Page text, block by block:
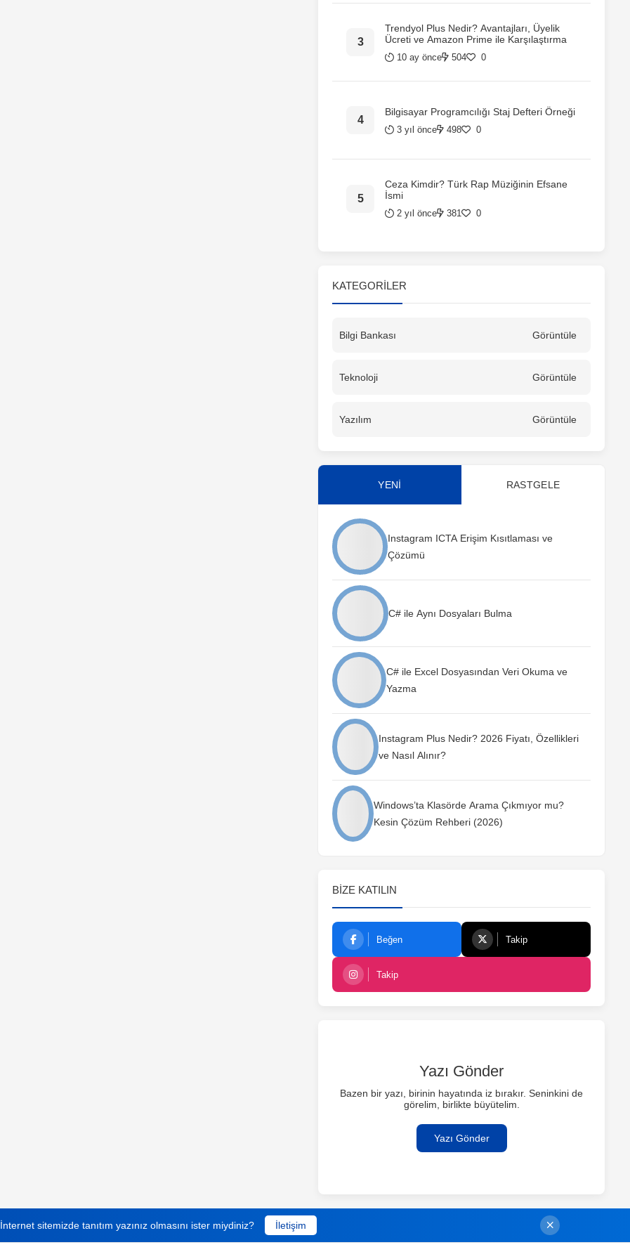
Trendyol Plus Nedir? Avantajları, Üyelik
Ücreti ve Amazon Prime ile Karşılaştırma
10 ay önce 504 0
Bilgisayar Programcılığı Staj Defteri Örneği
3 yıl önce 498 0
Ceza Kimdir? Türk Rap Müziğinin Efsane
İsmi
2 yıl önce 381 0
KATEGORILER
Bilgi Bankası Görüntüle
Teknoloji Görüntüle
Yazılım Görüntüle
YENİ RASTGELE
Instagram ICTA Erişim Kısıtlaması ve
Çözümü
C# ile Aynı Dosyaları Bulma
C# ile Excel Dosyasından Veri Okuma ve
Yazma
Instagram Plus Nedir? 2026 Fiyatı, Özellikleri
ve Nasıl Alınır?
Windows’ta Klasörde Arama Çıkmıyor mu?
Kesin Çözüm Rehberi (2026)
BIZE KATILIN
Beğen Takip
Takip
Yazı Gönder
Bazen bir yazı, birinin hayatında iz bırakır. Seninkini de
görelim, birlikte büyütelim.
Yazı Gönder
İnternet sitemizde tanıtım yazınız olmasını ister miydiniz? İletişim